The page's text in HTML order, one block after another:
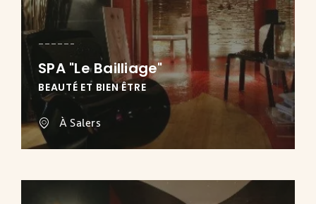
SPA "Le Bailliage"
BEAUTÉ ET BIEN ÊTRE
À Salers